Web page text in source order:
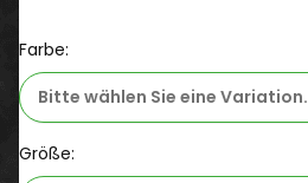
Farbe:
Bitte wählen Sie eine Variation.
Größe: